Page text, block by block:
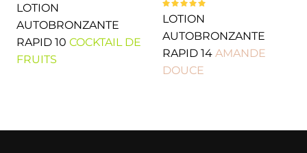
LOTION
AUTOBRONZANTE
RAPID 10 COCKTAIL DE
FRUITS
Note
5.00 sur
LOTION
AUTOBRONZANTE
RAPID 14 AMANDE
DOUCE